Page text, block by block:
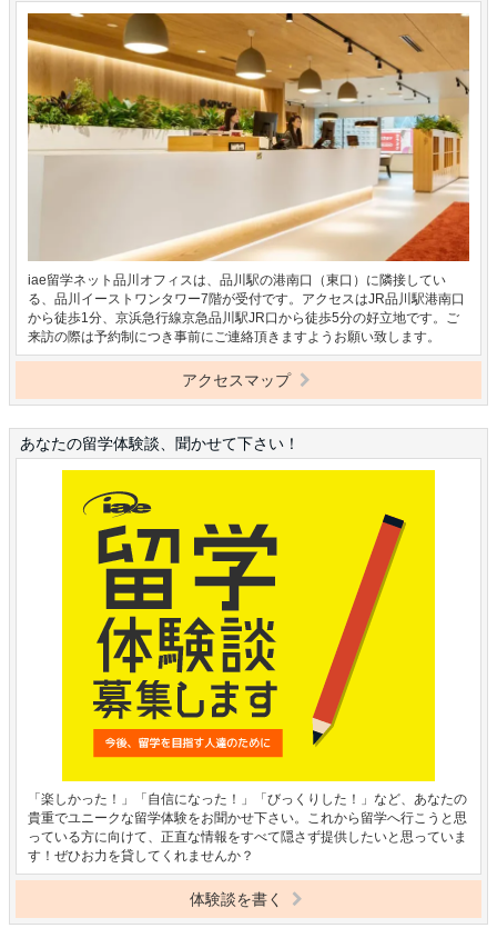
iae留学ネット品川オフィスは、品川駅の港南口（東口）に隣接してい
る、品川イーストワンタワー7階が受付です。アクセスはJR品川駅港南口
から徒歩1分、京浜急行線京急品川駅JR口から徒歩5分の好立地です。ご
来訪の際は予約制につき事前にご連絡頂きますようお願い致します。
アクセスマップ
あなたの留学体験談、聞かせて下さい！
「楽しかった！」「自信になった！」「びっくりした！」など、あなたの
貴重でユニークな留学体験をお聞かせ下さい。これから留学へ行こうと思
っている方に向けて、正直な情報をすべて隠さず提供したいと思っていま
す！ぜひお力を貸してくれませんか？
体験談を書く